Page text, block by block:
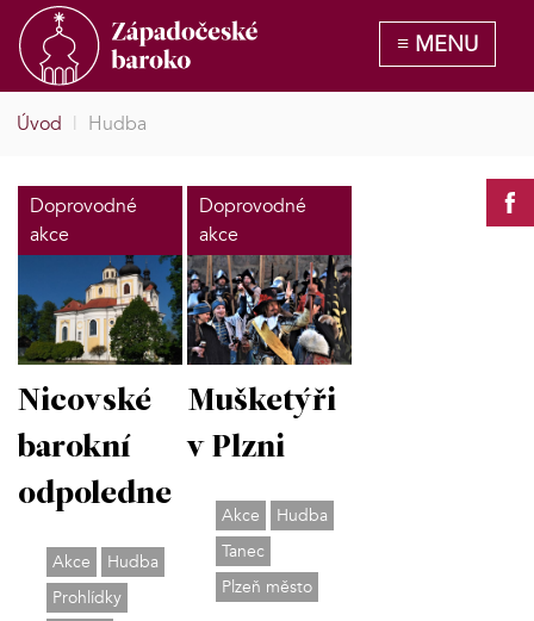
Úvod | Hudba
Doprovodné
akce
Nicovské
barokní
odpoledne
Akce
Hudba
Prohlídky
Doprovodné
akce
Mušketýři
v Plzni
Akce
Hudba
Tanec
Plzeň město